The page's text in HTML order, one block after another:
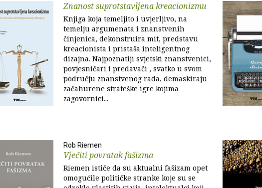
Znanost suprotstavljena kreacionizmu
Knjiga koja temeljito i uvjerljivo, na
temelju argumenata i znanstvenih
činjenica, dekonstruira mit, predstavu
kreacionista i pristaša inteligentnog
dizajna. Najpoznatiji svjetski znanstvenici,
povjesničari i predavači , svatko u svom
području znanstvenog rada, demaskiraju
začahurene strateške igre kojima
zagovornici...
Rob Riemen
Vječiti povratak fašizma
Riemen ističe da su aktualni fašizam opet
omogućile političke stranke koje su se